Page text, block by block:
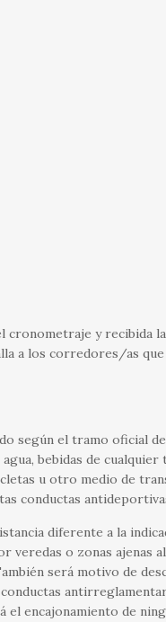
cronometraje y recibida
a los corredores/as que
según el tramo oficial
bebidas de cualquier
u otro medio de
conductas
diferente a la
veredas o zonas ajenas
será motivo de
encajonamiento de